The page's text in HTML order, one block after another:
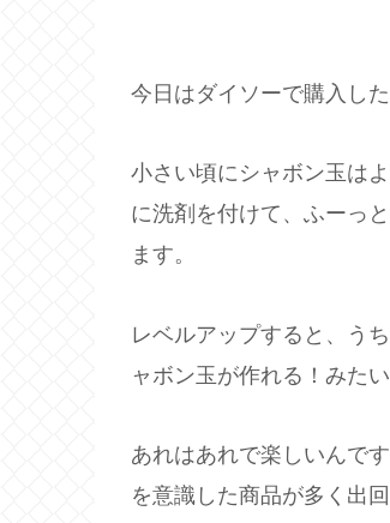
今日はダイソーで購入し
小さい頃にシャボン玉は
に洗剤を付けて、ふーっ
ます。
レベルアップすると、う
ャボン玉が作れる！みた
あれはあれで楽しいんで
を意識した商品が多く出